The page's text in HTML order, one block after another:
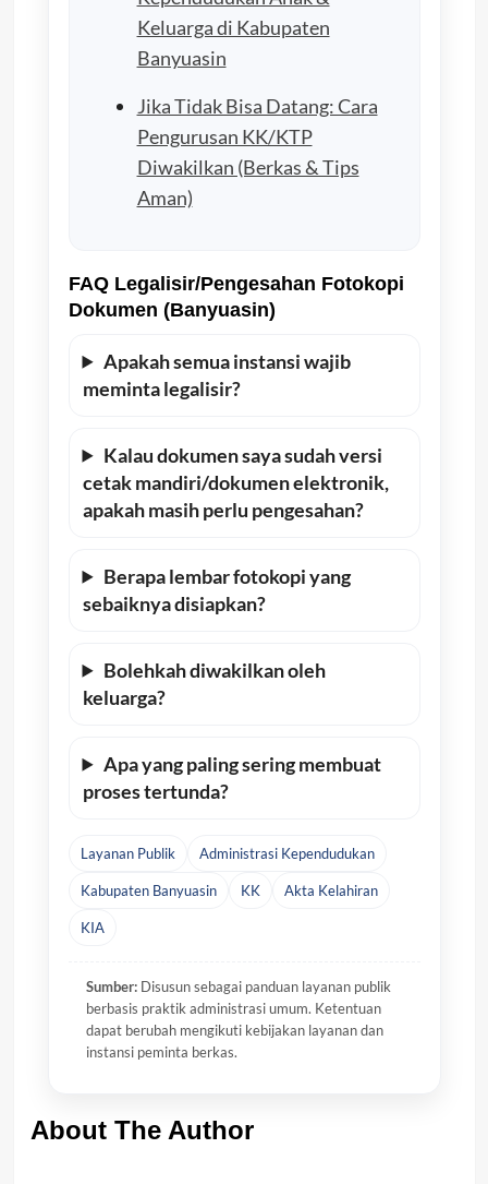
Keluarga di Kabupaten
Banyuasin
Jika Tidak Bisa Datang: Cara
Pengurusan KK/KTP
Diwakilkan (Berkas & Tips
Aman)
FAQ Legalisir/Pengesahan Fotokopi
Dokumen (Banyuasin)
Apakah semua instansi wajib
meminta legalisir?
Kalau dokumen saya sudah versi
cetak mandiri/dokumen elektronik,
apakah masih perlu pengesahan?
Berapa lembar fotokopi yang
sebaiknya disiapkan?
Bolehkah diwakilkan oleh
keluarga?
Apa yang paling sering membuat
proses tertunda?
Layanan Publik Administrasi Kependudukan
Kabupaten Banyuasin KK Akta Kelahiran
KIA
Sumber:Disusun sebagai panduan layanan publik
berbasis praktik administrasi umum. Ketentuan
dapat berubah mengikuti kebijakan layanan dan
instansi peminta berkas.
About The Author